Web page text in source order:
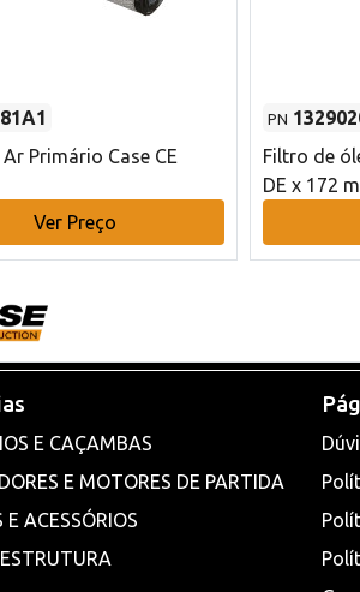
Primário Case CE
Ver Preço
PN
Filtro de
DE x 172
E CAÇAMBAS
E MOTORES DE PARTIDA
E ACESSÓRIOS